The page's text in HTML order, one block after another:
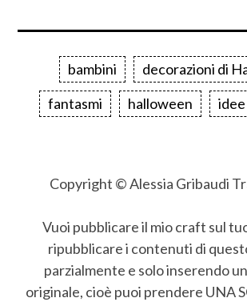
bambini
decorazioni di
fantasmi
halloween idee
Copyright © Alessia Gribaudi
Vuoi pubblicare il mio craft sul
ripubblicare i contenuti di
parzialmente e solo inserendo
originale, cioè puoi prendere UNA